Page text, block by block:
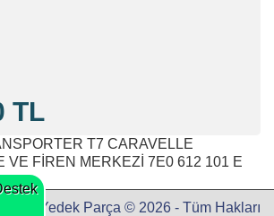
TL
T7 CARAVELLE
VE FİREN MERKEZİ 7E0 612 101 E
& Yedek Parça © 2026 - Tüm Hakları